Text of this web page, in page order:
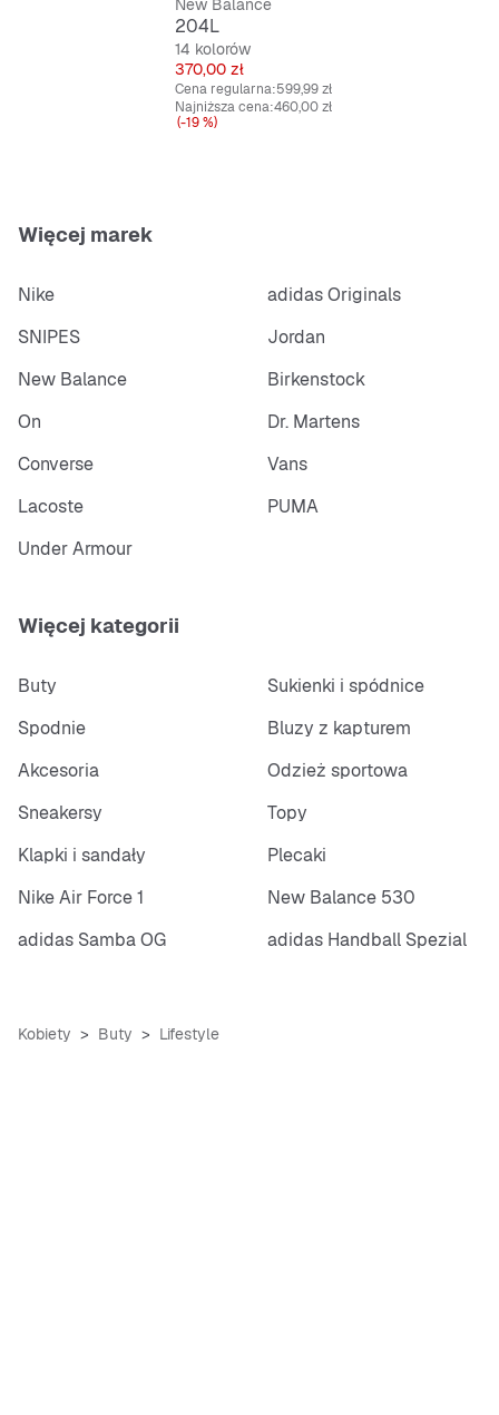
New Balance
204L
14 kolorów
Cena
370,00 zł
Cena regularna:599,99 zł
Najniższa cena:460,00 zł
(-19 %)
Więcej marek
Nike
adidas Originals
SNIPES
Jordan
New Balance
Birkenstock
On
Dr. Martens
Converse
Vans
Lacoste
PUMA
Under Armour
Więcej kategorii
Buty
Sukienki i spódnice
Spodnie
Bluzy z kapturem
Akcesoria
Odzież sportowa
Sneakersy
Topy
Klapki i sandały
Plecaki
Nike Air Force 1
New Balance 530
adidas Samba OG
adidas Handball Spezial
Kobiety Buty Lifestyle